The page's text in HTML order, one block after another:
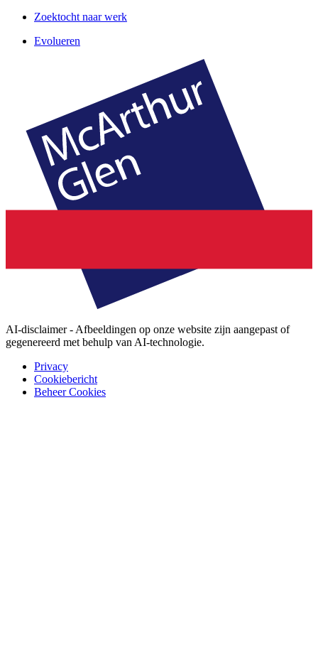
Zoektocht naar werk
Evolueren
AI-disclaimer - Afbeeldingen op onze website zijn aangepast of
gegenereerd met behulp van AI-technologie.
Privacy
Cookiebericht
Beheer Cookies